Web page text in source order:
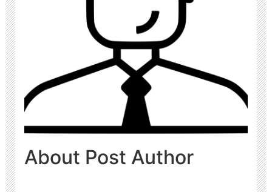
About Post Author